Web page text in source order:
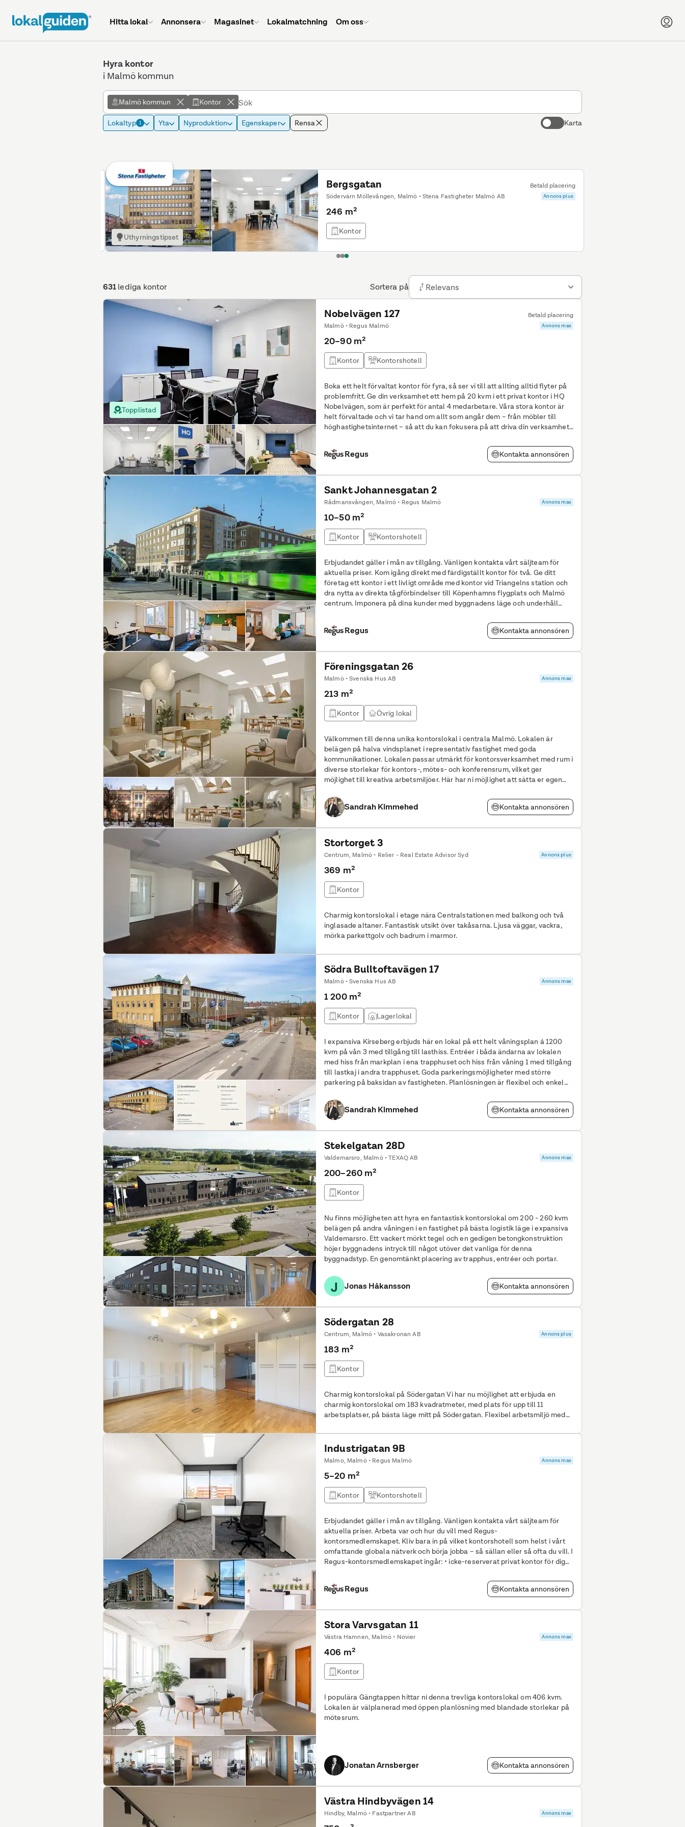
Hitta lokal Annonsera Magasinet Lokalmatchning Om oss
Hyra kontor
i Malmö kommun
Malmö kommun Kontor
Lokaltyp 1 Yta Nyproduktion Egenskaper Rensa Karta
631lediga kontor Sortera på Relevans
Uthyrningstipset
Bergsgatan
Betald placering
Södervärn Möllevången, Malmö • Stena Fastigheter Malmö AB
Annons plus
246 m²
Kontor
123
Topplistad
Nobelvägen 127
Betald placering
Malmö • Regus Malmö
Annons max
20–90 m²
Kontor Kontorshotell
Boka ett helt förvaltat kontor för fyra, så ser vi till att allting alltid flyter på
problemfritt. Ge din verksamhet ett hem på 20 kvm i ett privat kontor i HQ
Nobelvägen, som är perfekt för antal 4 medarbetare. Våra stora kontor är
helt förvaltade och vi tar hand om allt som angår dem – från möbler till
höghastighetsinternet – så att du kan fokusera på att driva din verksamhet
Regus Kontakta annonsören
Sankt Johannesgatan 2
Rådmansvången, Malmö • Regus Malmö Annons max
10–50 m²
Kontor Kontorshotell
Erbjudandet gäller i mån av tillgång. Vänligen kontakta vårt säljteam för
aktuella priser. Kom igång direkt med färdigställt kontor för två. Ge ditt
företag ett kontor i ett livligt område med kontor vid Triangelns station och
dra nytta av direkta tågförbindelser till Köpenhamns flygplats och Malmö
centrum. Imponera på dina kunder med byggnadens läge och underhåll
Regus Kontakta annonsören
Föreningsgatan 26
Malmö • Svenska Hus AB Annons max
213 m²
Kontor Övrig lokal
Välkommen till denna unika kontorslokal i centrala Malmö. Lokalen är
belägen på halva vindsplanet i representativ fastighet med goda
kommunikationer. Lokalen passar utmärkt för kontorsverksamhet med rum i
diverse storlekar för kontors-, mötes- och konferensrum, vilket ger
möjlighet till kreativa arbetsmiljöer. Här har ni möjlighet att sätta er egen
Sandrah Kimmehed Kontakta annonsören
Stortorget 3
Centrum, Malmö • Relier - Real Estate Advisor Syd Annons plus
369 m²
Kontor
Charmig kontorslokal i etage nära Centralstationen med balkong och två
inglasade altaner. Fantastisk utsikt över takåsarna. Ljusa väggar, vackra,
mörka parkettgolv och badrum i marmor.
Södra Bulltoftavägen 17
Malmö • Svenska Hus AB Annons max
1 200 m²
Kontor Lagerlokal
I expansiva Kirseberg erbjuds här en lokal på ett helt våningsplan á 1200
kvm på vån 3 med tillgång till lasthiss. Entréer i båda ändarna av lokalen
med hiss från markplan i ena trapphuset och hiss från våning 1 med tillgång
till lastkaj i andra trapphuset. Goda parkeringsmöjligheter med större
parkering på baksidan av fastigheten. Planlösningen är flexibel och enkel
Sandrah Kimmehed Kontakta annonsören
Stekelgatan 28D
Valdemarsro, Malmö • TEXAQ AB Annons max
200–260 m²
Kontor
Nu finns möjligheten att hyra en fantastisk kontorslokal om 200 - 260 kvm
belägen på andra våningen i en fastighet på bästa logistik läge i expansiva
Valdemarsro. Ett vackert mörkt tegel och en gedigen betongkonstruktion
höjer byggnadens intryck till något utöver det vanliga för denna
byggnadstyp. En genomtänkt placering av trapphus, entréer och portar.
J Jonas Håkansson Kontakta annonsören
Södergatan 28
Centrum, Malmö • Vasakronan AB Annons plus
183 m²
Kontor
Charmig kontorslokal på Södergatan Vi har nu möjlighet att erbjuda en
charmig kontorslokal om 183 kvadratmeter, med plats för upp till 11
arbetsplatser, på bästa läge mitt på Södergatan. Flexibel arbetsmiljö med
inbjudande miljö, kompletterad med en stilren lounge och ett konferensrum
med helglasade dörrar som skapar en modern och
Industrigatan 9B
Malmo, Malmö • Regus Malmö Annons max
5–20 m²
Kontor Kontorshotell
Erbjudandet gäller i mån av tillgång. Vänligen kontakta vårt säljteam för
aktuella priser. Arbeta var och hur du vill med Regus-
kontorsmedlemskapet. Kliv bara in på vilket kontorshotell som helst i vårt
omfattande globala nätverk och börja jobba – så sällan eller så ofta du vill. I
Regus-kontorsmedlemskapet ingår: • icke-reserverat privat kontor för dig
Regus Kontakta annonsören
Stora Varvsgatan 11
Västra Hamnen, Malmö • Novier Annons max
406 m²
Kontor
I populära Gängtappen hittar ni denna trevliga kontorslokal om 406 kvm.
Lokalen är välplanerad med öppen planlösning med blandade storlekar på
mötesrum.
Jonatan Arnsberger Kontakta annonsören
Västra Hindbyvägen 14
Hindby, Malmö • Fastpartner AB Annons max